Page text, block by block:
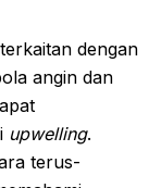
dengan
angin dan
upwelling.
terus-